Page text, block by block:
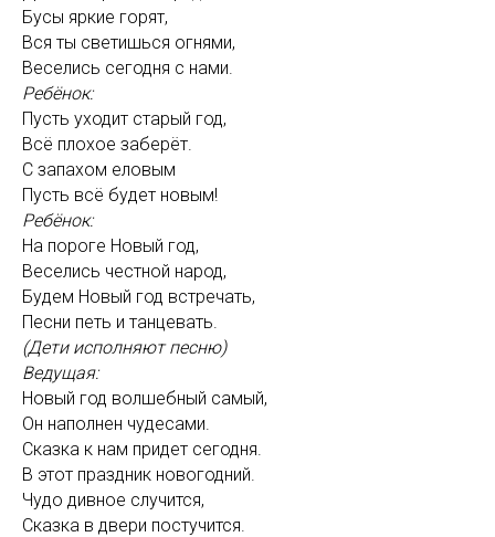
Бусы яркие горят,
Вся ты светишься огнями,
Веселись сегодня с нами.
Ребёнок:
Пусть уходит старый год,
Всё плохое заберёт.
С запахом еловым
Пусть всё будет новым!
Ребёнок:
На пороге Новый год,
Веселись честной народ,
Будем Новый год встречать,
Песни петь и танцевать.
(Дети исполняют песню)
Ведущая:
Новый год волшебный самый,
Он наполнен чудесами.
Сказка к нам придет сегодня.
В этот праздник новогодний.
Чудо дивное случится,
Сказка в двери постучится.